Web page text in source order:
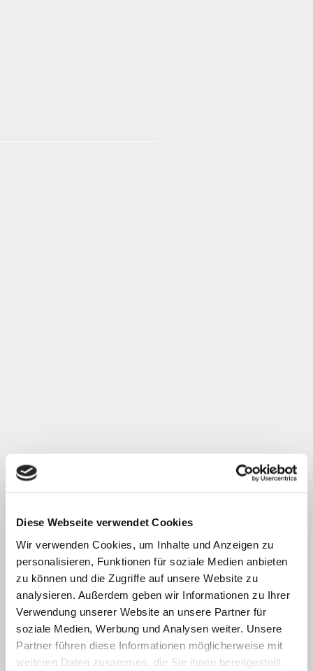
Diese Webseite verwendet Cookies
Wir verwenden Cookies, um Inhalte und Anzeigen zu
personalisieren, Funktionen für soziale Medien anbieten
zu können und die Zugriffe auf unsere Website zu
analysieren. Außerdem geben wir Informationen zu Ihrer
Verwendung unserer Website an unsere Partner für
soziale Medien, Werbung und Analysen weiter. Unsere
Partner führen diese Informationen möglicherweise mit
weiteren Daten zusammen, die Sie ihnen bereitgestellt